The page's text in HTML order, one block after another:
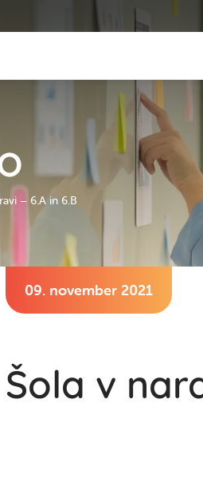
– 6.A in 6.B
09. november 2021
Šola v